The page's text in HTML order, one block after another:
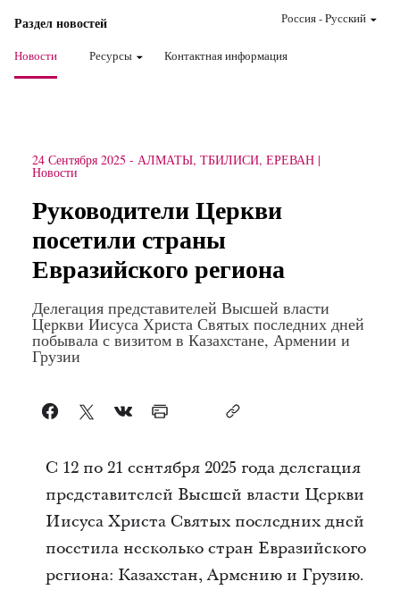
Раздел новостей
Новости Ресурсы Контактная информация
Россия-Pусский
24 Сентября 2025 - АЛМАТЫ, ТБИЛИСИ, ЕРЕВАН
Новости
Руководители Церкви
посетили страны
Евразийского региона
Делегация представителей Высшей власти
Церкви Иисуса Христа Святых последних дней
побывала с визитом в Казахстане, Армении и
Грузии
С 12 по 21 сентября 2025 года делегация
представителей Высшей власти Церкви
Иисуса Христа Святых последних дней
посетила несколько стран Евразийского
региона: Казахстан, Армению и Грузию.